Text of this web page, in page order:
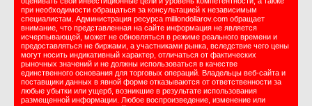
при необходимости обращаться за консультацией к независимым
специалистам. Администрация ресурса milliondollarov.com обращает
внимание, что представленная на сайте информация не является
исчерпывающей, может не обновляться в режиме реального времени и
предоставляться не биржами, а участниками рынка, вследствие чего цены
могут носить индикативный характер, отличаться от фактических
рыночных значений и не должны использоваться в качестве
единственного основания для торговых операций. Владельцы веб-сайта и
поставщики данных в явной форме отказываются от ответственности за
любые убытки или ущерб, возникшие в результате использования
размещенной информации. Любое воспроизведение, изменение или